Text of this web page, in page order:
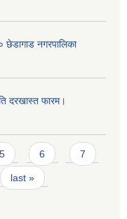
छेडागाड नगरपालिका
दरखास्त फारम।
5 6 7
last »